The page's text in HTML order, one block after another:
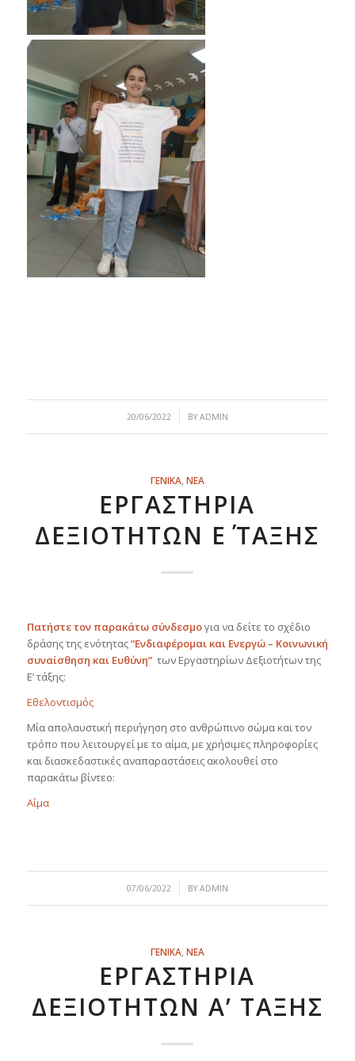
20/06/2022
/ BY ADMIN
ΓΕΝΙΚΑ, ΝΕΑ
ΕΡΓΑΣΤΉΡΙΑ
ΔΕΞΙΟΤΉΤΩΝ Ε΄ ΤΆΞΗΣ
Πατήστε τον παρακάτω σύνδεσμογια να δείτε το σχέδιο
δράσης της ενότητας“Ενδιαφέρομαι και Ενεργώ – Κοινωνική
συναίσθηση και Ευθύνη” των Εργαστηρίων Δεξιοτήτων της
Ε’ τάξης:
Εθελοντισμός
Μία απολαυστική περιήγηση στο ανθρώπινο σώμα και τον
τρόπο που λειτουργεί με το αίμα, με χρήσιμες πληροφορίες
και διασκεδαστικές αναπαραστάσεις ακολουθεί στο
παρακάτω βίντεο:
Αίμα
07/06/2022
/ BY ADMIN
ΓΕΝΙΚΑ,ΝΕΑ
ΕΡΓΑΣΤΉΡΙΑ
ΔΕΞΙΟΤΉΤΩΝ Α’ ΤΆΞΗΣ